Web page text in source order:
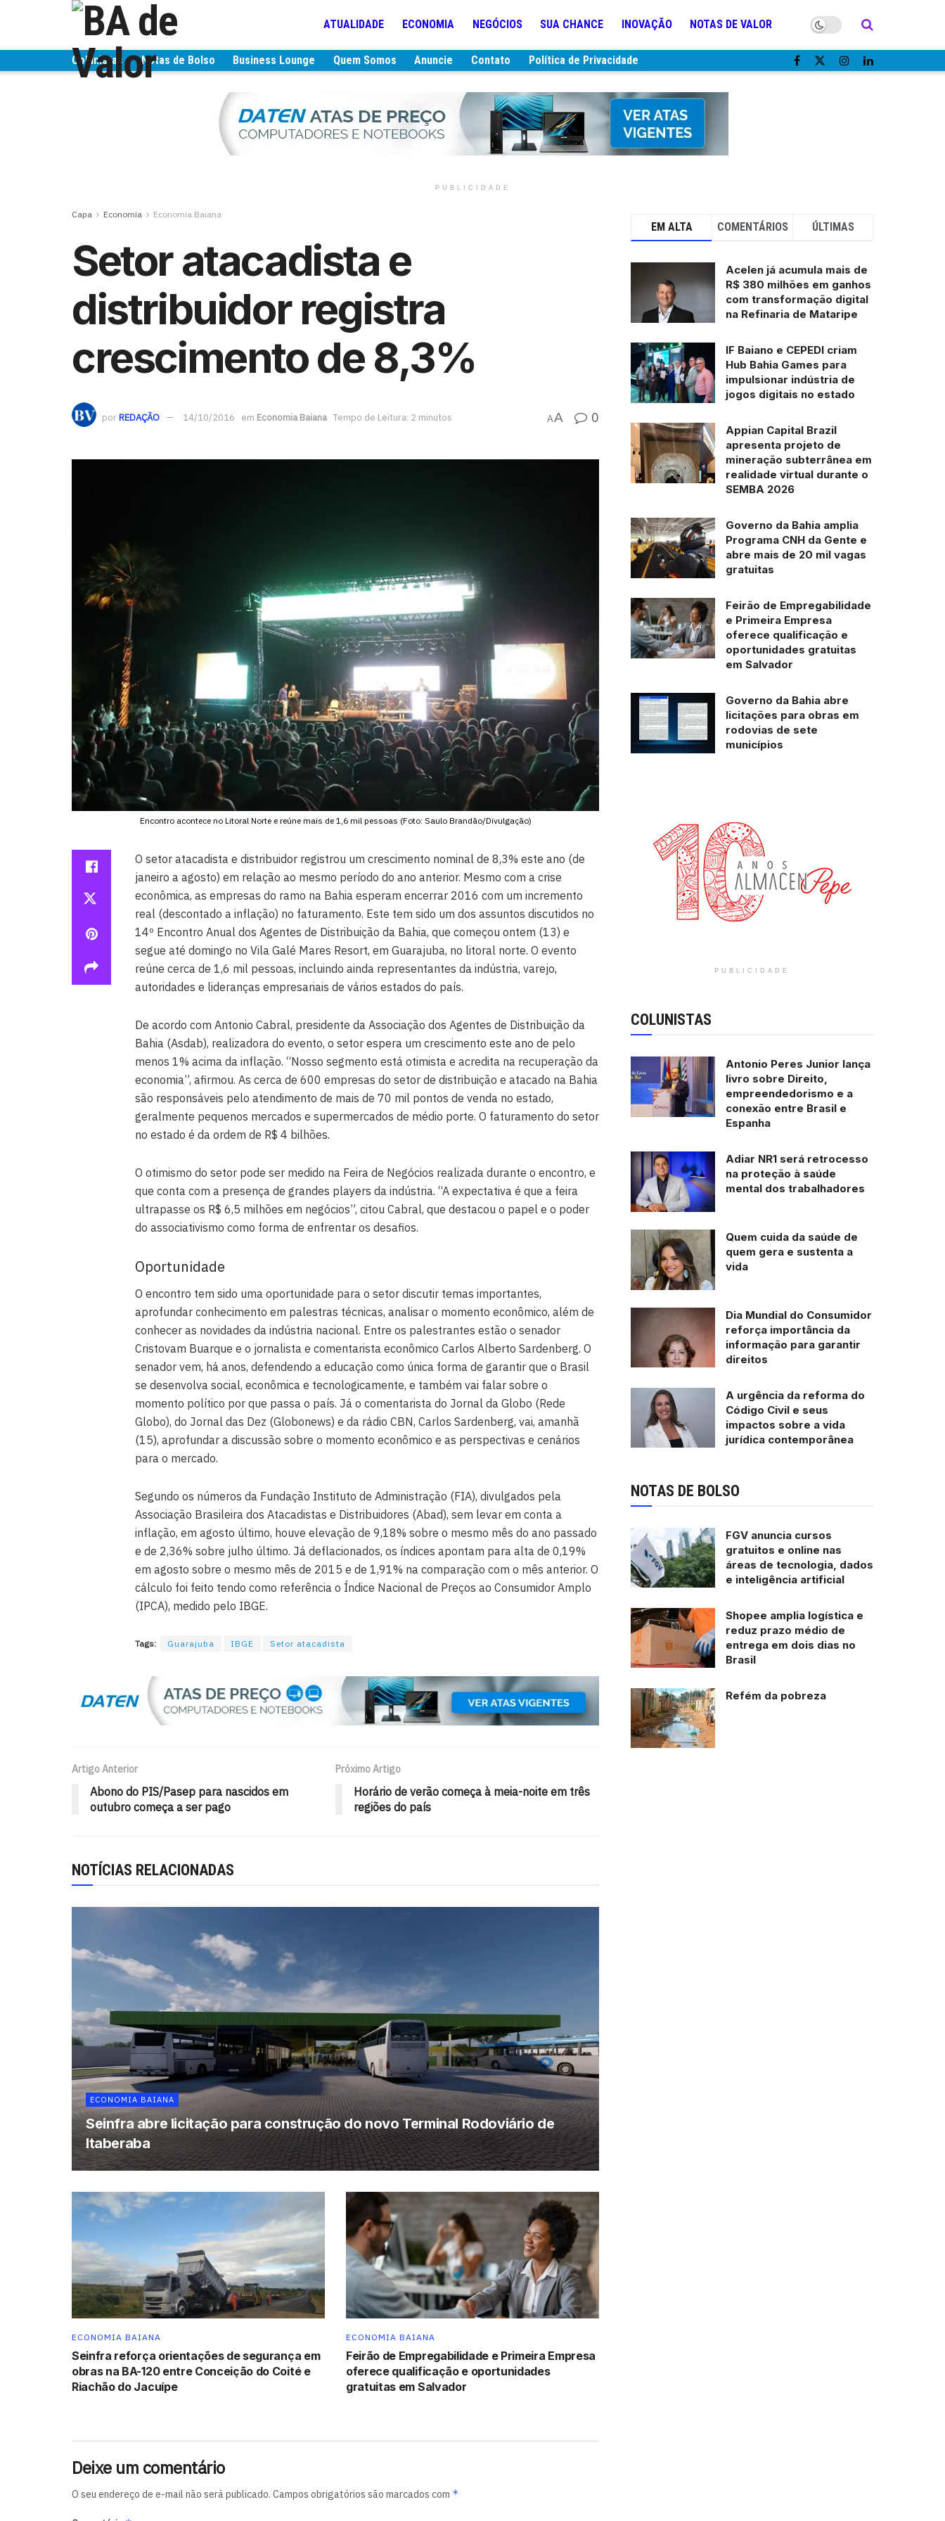
ATUALIDADE ECONOMIA NEGÓCIOS SUA CHANCE INOVAÇÃO NOTAS DE VALOR
Colunistas Notas de Bolso Business Lounge Quem Somos Anuncie Contato Política de Privacidade
PUBLICIDADE
Capa Economia Economia Baiana
Setor atacadista e
distribuidor registra
crescimento de 8,3%
porREDAÇÃO 14/10/2016 em Economia Baiana Tempo de Leitura: 2 minutos AA 0
Encontro acontece no Litoral Norte e reúne mais de 1,6 mil pessoas (Foto: Saulo Brandão/Divulgação)
O setor atacadista e distribuidor registrou um crescimento nominal de 8,3% este ano (de
janeiro a agosto) em relação ao mesmo período do ano anterior. Mesmo com a crise
econômica, as empresas do ramo na Bahia esperam encerrar 2016 com um incremento
real (descontado a inflação) no faturamento. Este tem sido um dos assuntos discutidos no
14º Encontro Anual dos Agentes de Distribuição da Bahia, que começou ontem (13) e
segue até domingo no Vila Galé Mares Resort, em Guarajuba, no litoral norte. O evento
reúne cerca de 1,6 mil pessoas, incluindo ainda representantes da indústria, varejo,
autoridades e lideranças empresariais de vários estados do país.
De acordo com Antonio Cabral, presidente da Associação dos Agentes de Distribuição da
Bahia (Asdab), realizadora do evento, o setor espera um crescimento este ano de pelo
menos 1% acima da inflação. “Nosso segmento está otimista e acredita na recuperação da
economia”, afirmou. As cerca de 600 empresas do setor de distribuição e atacado na Bahia
são responsáveis pelo atendimento de mais de 70 mil pontos de venda no estado,
geralmente pequenos mercados e supermercados de médio porte. O faturamento do setor
no estado é da ordem de R$ 4 bilhões.
O otimismo do setor pode ser medido na Feira de Negócios realizada durante o encontro, e
que conta com a presença de grandes players da indústria. “A expectativa é que a feira
ultrapasse os R$ 6,5 milhões em negócios”, citou Cabral, que destacou o papel e o poder
do associativismo como forma de enfrentar os desafios.
Oportunidade
O encontro tem sido uma oportunidade para o setor discutir temas importantes,
aprofundar conhecimento em palestras técnicas, analisar o momento econômico, além de
conhecer as novidades da indústria nacional. Entre os palestrantes estão o senador
Cristovam Buarque e o jornalista e comentarista econômico Carlos Alberto Sardenberg. O
senador vem, há anos, defendendo a educação como única forma de garantir que o Brasil
se desenvolva social, econômica e tecnologicamente, e também vai falar sobre o
momento político por que passa o país. Já o comentarista do Jornal da Globo (Rede
Globo), do Jornal das Dez (Globonews) e da rádio CBN, Carlos Sardenberg, vai, amanhã
(15), aprofundar a discussão sobre o momento econômico e as perspectivas e cenários
para o mercado.
Segundo os números da Fundação Instituto de Administração (FIA), divulgados pela
Associação Brasileira dos Atacadistas e Distribuidores (Abad), sem levar em conta a
inflação, em agosto último, houve elevação de 9,18% sobre o mesmo mês do ano passado
e de 2,36% sobre julho último. Já deflacionados, os índices apontam para alta de 0,19%
em agosto sobre o mesmo mês de 2015 e de 1,91% na comparação com o mês anterior. O
cálculo foi feito tendo como referência o Índice Nacional de Preços ao Consumidor Amplo
(IPCA), medido pelo IBGE.
Tags: Guarajuba IBGE Setor atacadista
Artigo Anterior
Abono do PIS/Pasep para nascidos em
outubro começa a ser pago
Próximo Artigo
Horário de verão começa à meia-noite em três
regiões do país
NOTÍCIAS RELACIONADAS
ECONOMIA BAIANA
Seinfra abre licitação para construção do novo Terminal Rodoviário de
Itaberaba
ECONOMIA BAIANA
Seinfra reforça orientações de segurança em
obras na BA-120 entre Conceição do Coité e
Riachão do Jacuípe
ECONOMIA BAIANA
Feirão de Empregabilidade e Primeira Empresa
oferece qualificação e oportunidades
gratuitas em Salvador
Deixe um comentário
O seu endereço de e-mail não será publicado. Campos obrigatórios são marcados com *
EM ALTA COMENTÁRIOS ÚLTIMAS
Acelen já acumula mais de
R$ 380 milhões em ganhos
com transformação digital
na Refinaria de Mataripe
IF Baiano e CEPEDI criam
Hub Bahia Games para
impulsionar indústria de
jogos digitais no estado
Appian Capital Brazil
apresenta projeto de
mineração subterrânea em
realidade virtual durante o
SEMBA 2026
Governo da Bahia amplia
Programa CNH da Gente e
abre mais de 20 mil vagas
gratuitas
Feirão de Empregabilidade
e Primeira Empresa
oferece qualificação e
oportunidades gratuitas
em Salvador
Governo da Bahia abre
licitações para obras em
rodovias de sete
municípios
PUBLICIDADE
COLUNISTAS
Antonio Peres Junior lança
livro sobre Direito,
empreendedorismo e a
conexão entre Brasil e
Espanha
Adiar NR1 será retrocesso
na proteção à saúde
mental dos trabalhadores
Quem cuida da saúde de
quem gera e sustenta a
vida
Dia Mundial do Consumidor
reforça importância da
informação para garantir
direitos
A urgência da reforma do
Código Civil e seus
impactos sobre a vida
jurídica contemporânea
NOTAS DE BOLSO
FGV anuncia cursos
gratuitos e online nas
áreas de tecnologia, dados
e inteligência artificial
Shopee amplia logística e
reduz prazo médio de
entrega em dois dias no
Brasil
Refém da pobreza